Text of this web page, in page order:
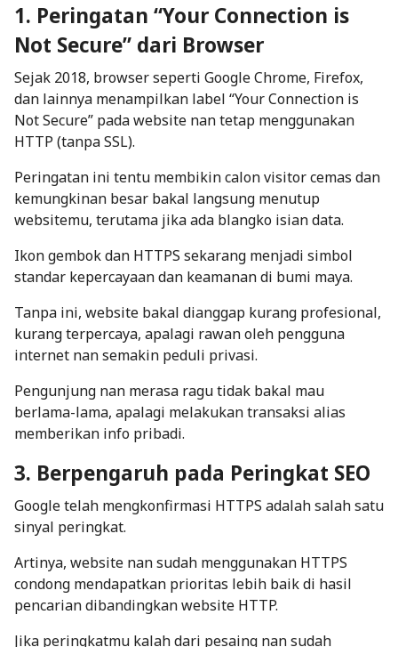
1. Peringatan “Your Connection is
Not Secure” dari Browser
Sejak 2018, browser seperti Google Chrome, Firefox,
dan lainnya menampilkan label “Your Connection is
Not Secure” pada website nan tetap menggunakan
HTTP (tanpa SSL).
Peringatan ini tentu membikin calon visitor cemas dan
kemungkinan besar bakal langsung menutup
websitemu, terutama jika ada blangko isian data.
Ikon gembok dan HTTPS sekarang menjadi simbol
standar kepercayaan dan keamanan di bumi maya.
Tanpa ini, website bakal dianggap kurang profesional,
kurang terpercaya, apalagi rawan oleh pengguna
internet nan semakin peduli privasi.
Pengunjung nan merasa ragu tidak bakal mau
berlama-lama, apalagi melakukan transaksi alias
memberikan info pribadi.
3. Berpengaruh pada Peringkat SEO
Google telah mengkonfirmasi HTTPS adalah salah satu
sinyal peringkat.
Artinya, website nan sudah menggunakan HTTPS
condong mendapatkan prioritas lebih baik di hasil
pencarian dibandingkan website HTTP.
Jika peringkatmu kalah dari pesaing nan sudah